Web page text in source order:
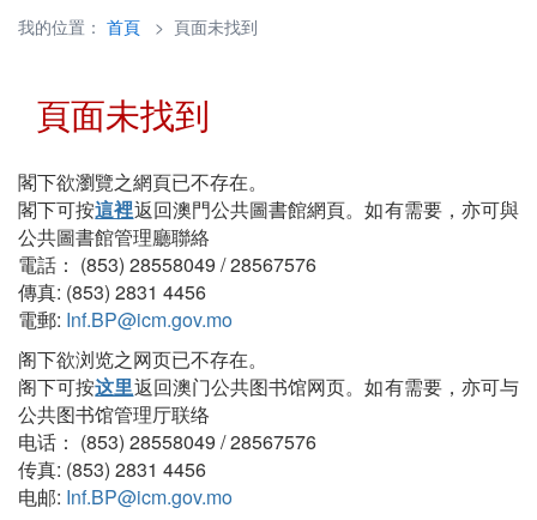
我的位置： 首頁 > 頁面未找到
頁面未找到
閣下欲瀏覽之網頁已不存在。
閣下可按這裡返回澳門公共圖書館網頁。如有需要，亦可與
公共圖書館管理廳聯絡
電話： (853) 28558049 / 28567576
傳真: (853) 2831 4456
電郵: Inf.BP@icm.gov.mo
阁下欲浏览之网页已不存在。
阁下可按这里返回澳门公共图书馆网页。如有需要，亦可与
公共图书馆管理厅联络
电话： (853) 28558049 / 28567576
传真: (853) 2831 4456
电邮: Inf.BP@icm.gov.mo